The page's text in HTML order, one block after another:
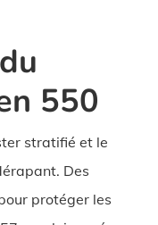
550
stratifié et le
Des
protéger les